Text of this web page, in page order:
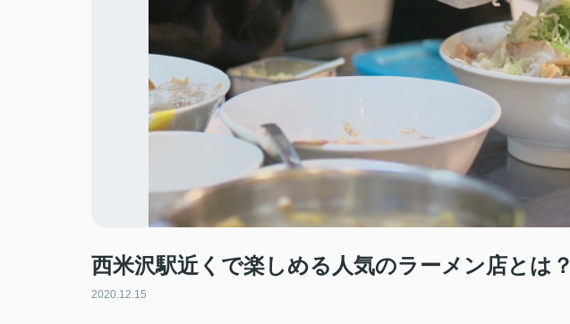
西米沢駅近くで楽しめる人気のラーメン店とは？
2020.12.15